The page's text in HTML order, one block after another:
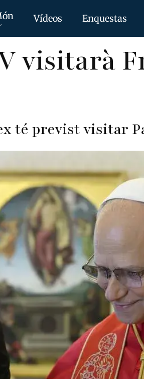
Vídeos Enquestas
visitarà
té previst visitar